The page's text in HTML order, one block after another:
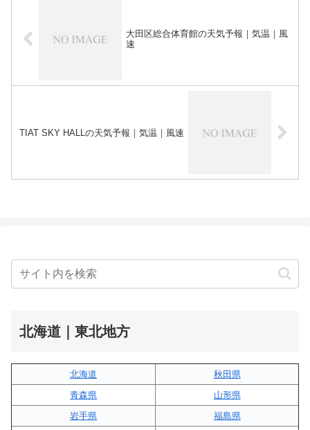
大田区総合体育館の天気予報｜気温｜風
速
TIAT SKY HALLの天気予報｜気温｜風速
北海道｜東北地方
北海道
秋田県
青森県
山形県
岩手県
福島県